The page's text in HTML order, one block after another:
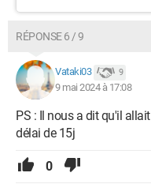
RÉPONSE 6 / 9
Vataki03 9
9 mai 2024 à 17:08
PS : Il nous a dit qu'il
délai de 15j
0